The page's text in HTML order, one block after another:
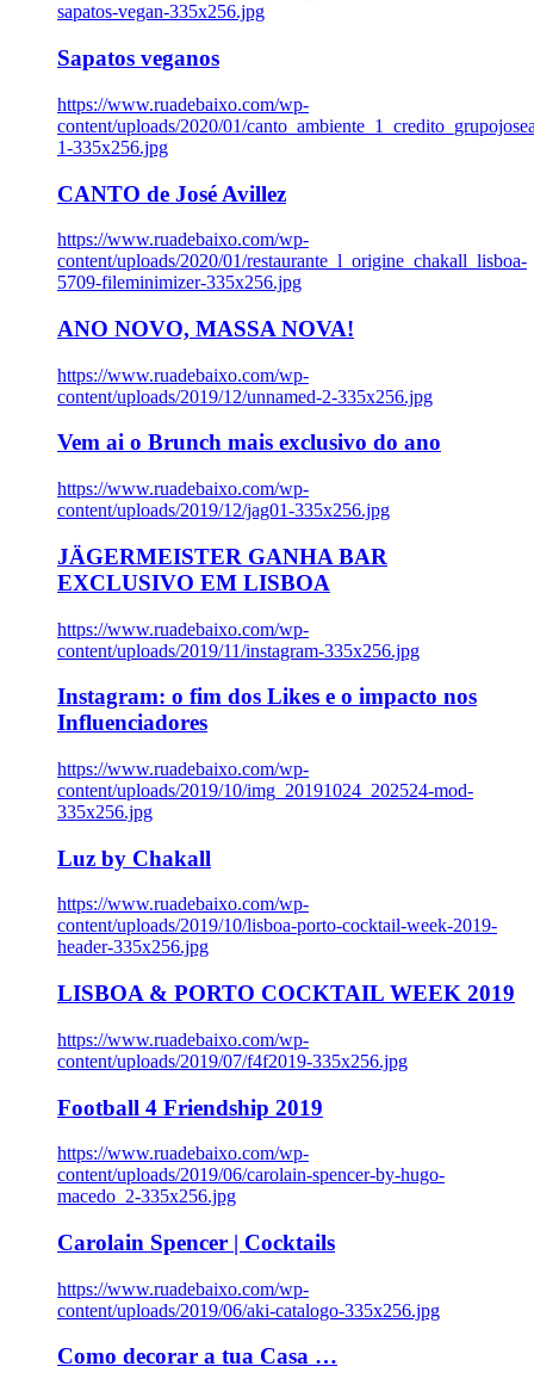
sapatos-vegan-335x256.jpg
Sapatos veganos
https://www.ruadebaixo.com/wp-
content/uploads/2020/01/
1-335x256.jpg
CANTO de José Avillez
https://www.ruadebaixo.com/wp-
content/uploads/2020/01/restaurante_l_origine_chakall_lisboa-
5709-fileminimizer-335x256.jpg
ANO NOVO, MASSA NOVA!
https://www.ruadebaixo.com/wp-
content/uploads/2019/12/unnamed-2-335x256.jpg
Vem ai o Brunch mais exclusivo do ano
https://www.ruadebaixo.com/wp-
content/uploads/2019/12/jag01-335x256.jpg
JÄGERMEISTER GANHA BAR
EXCLUSIVO EM LISBOA
https://www.ruadebaixo.com/wp-
content/uploads/2019/11/instagram-335x256.jpg
Instagram: o fim dos Likes e o impacto nos
Influenciadores
https://www.ruadebaixo.com/wp-
content/uploads/2019/10/img_20191024_202524-mod-
335x256.jpg
Luz by Chakall
https://www.ruadebaixo.com/wp-
content/uploads/2019/10/lisboa-porto-cocktail-week-2019-
header-335x256.jpg
LISBOA & PORTO COCKTAIL WEEK 2019
https://www.ruadebaixo.com/wp-
content/uploads/2019/07/f4f2019-335x256.jpg
Football 4 Friendship 2019
https://www.ruadebaixo.com/wp-
content/uploads/2019/06/carolain-spencer-by-hugo-
macedo_2-335x256.jpg
Carolain Spencer | Cocktails
https://www.ruadebaixo.com/wp-
content/uploads/2019/06/aki-catalogo-335x256.jpg
Como decorar a tua Casa …